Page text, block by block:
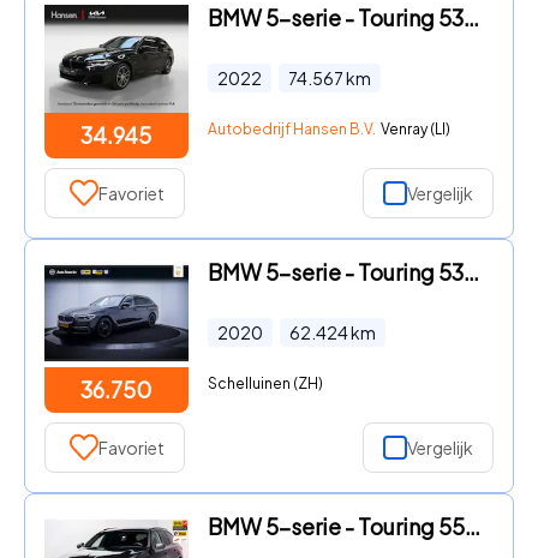
34.945
BMW 5-serie - Touring 530e xDrive M-Sport I Shadowline I Leder I 360 Camer
2022 74.567km
Autobedrijf Hansen B.V. Venray (LI)
Favoriet Vergelijk
36.750
BMW 5-serie - Touring 530iA LUXURY Innovation NAPPA | COMF. ZETELS | HARMA
2020 62.424km
Schelluinen (ZH)
Favoriet Vergelijk
BMW 5-serie - Touring 550e xDrive|Full|B&W|Fiscaal aantrekkelijk